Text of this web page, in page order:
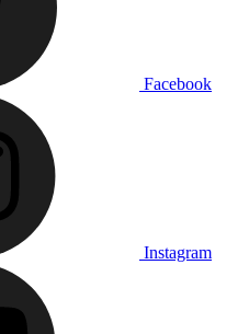
Facebook
Instagram